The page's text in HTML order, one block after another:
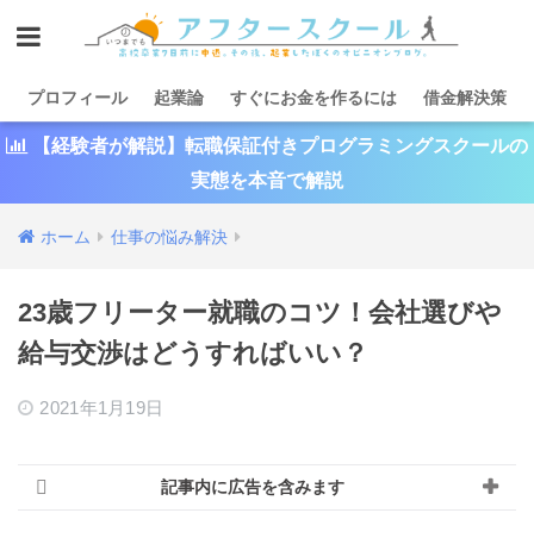
プロフィール 起業論 すぐにお金を作るには 借金解決策
【経験者が解説】転職保証付きプログラミングスクールの
実態を本音で解説
ホーム 仕事の悩み解決
23歳フリーター就職のコツ！会社選びや
給与交渉はどうすればいい？
2021年1月19日
記事内に広告を含みます